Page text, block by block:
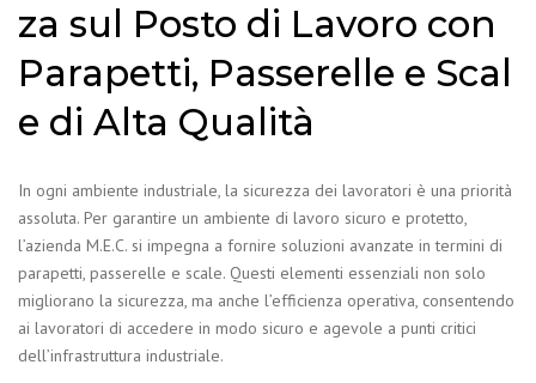
za sul Posto di Lavoro con
Parapetti, Passerelle e Scal
e di Alta Qualità
In ogni ambiente industriale, la sicurezza dei lavoratori è una priorità
assoluta. Per garantire un ambiente di lavoro sicuro e protetto,
l’azienda M.E.C. si impegna a fornire soluzioni avanzate in termini di
parapetti, passerelle e scale. Questi elementi essenziali non solo
migliorano la sicurezza, ma anche l’efficienza operativa, consentendo
ai lavoratori di accedere in modo sicuro e agevole a punti critici
dell’infrastruttura industriale.